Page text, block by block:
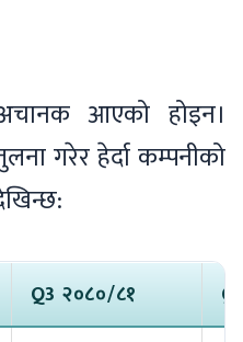
आएको होइन।
गरेर हेर्दा कम्पनीको
Q3 २०८०/८१